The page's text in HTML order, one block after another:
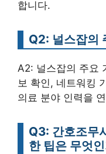
합니다.
Q2: 널스잡의
A2: 널스잡의 주요
보 확인, 네트워킹
의료 분야 인력을
Q3: 간호조무
한 팁은 무엇